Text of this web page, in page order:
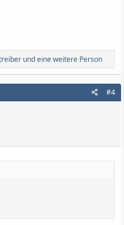
und eine weitere Person
#4